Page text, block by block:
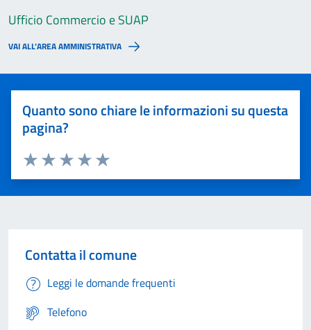
Ufficio Commercio e SUAP
VAI ALL’AREA AMMINISTRATIVA
Quanto sono chiare le informazioni su questa
pagina?
Valuta 5 stelle su 5
Valuta 4 stelle su 5
Valuta 3 stelle su 5
Valuta 2 stelle su 5
Valuta 1 stelle su 5
Contatta il comune
Leggi le domande frequenti
Telefono